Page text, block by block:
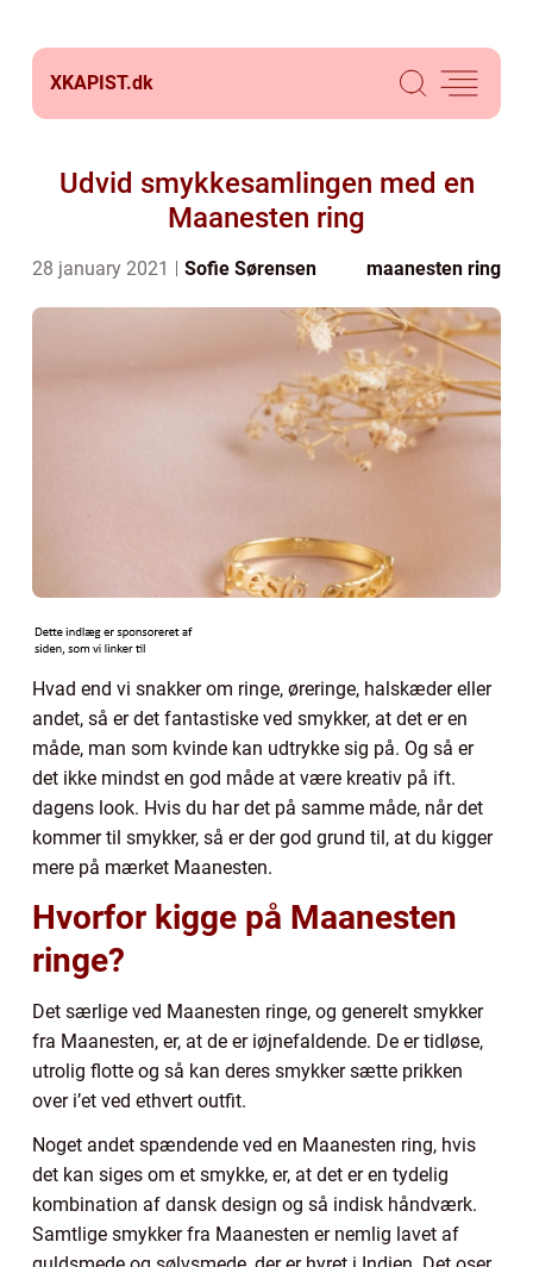
XKAPIST.dk
Udvid smykkesamlingen med en
Maanesten ring
28 january 2021 Sofie Sørensen maanesten ring
Hvad end vi snakker om ringe, øreringe, halskæder eller
andet, så er det fantastiske ved smykker, at det er en
måde, man som kvinde kan udtrykke sig på. Og så er
det ikke mindst en god måde at være kreativ på ift.
dagens look. Hvis du har det på samme måde, når det
kommer til smykker, så er der god grund til, at du kigger
mere på mærket Maanesten.
Hvorfor kigge på Maanesten
ringe?
Det særlige ved Maanesten ringe, og generelt smykker
fra Maanesten, er, at de er iøjnefaldende. De er tidløse,
utrolig flotte og så kan deres smykker sætte prikken
over i’et ved ethvert outfit.
Noget andet spændende ved en Maanesten ring, hvis
det kan siges om et smykke, er, at det er en tydelig
kombination af dansk design og så indisk håndværk.
Samtlige smykker fra Maanesten er nemlig lavet af